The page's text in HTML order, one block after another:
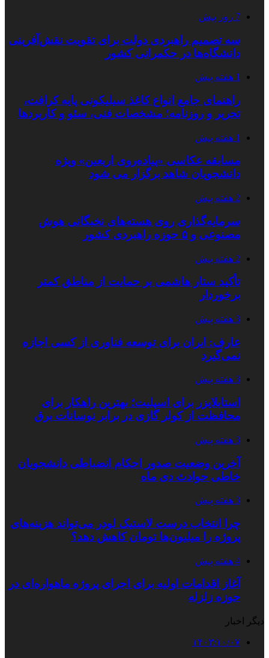
7 روز پیش
سه تصمیم راهبردی دولت برای تقویت نقش‌آفرینی
دانشگاه‌ها در حکمرانی کشور
1 هفته پیش
راهنمای جامع انواع کاغذ سیلیکونی پایه کرافت،
تحریر و روزنامه؛ مشخصات فنی، سئو و کاربردها
1 هفته پیش
مسابقه عکاسی «پیاده‌روی اربعین» ویژه
دانشجویان شاهد برگزار می شود
2 هفته پیش
سرمایه‌گذاری روی هسته‌های نخبگانی هوش
مصنوعی و ۵ حوزه راهبردی کشور
2 هفته پیش
تأکید ستار هاشمی بر حمایت از مناطق کمتر
برخوردار
3 هفته پیش
عارف: ایران برای توسعه فناوری از کسی اجازه
نمی‌گیرد
3 هفته پیش
استابلایزر برای اسپلیت؛ بهترین راهکار برای
محافظت از کولر گازی در برابر نوسانات برق
3 هفته پیش
آخرین وضعیت صدور احکام انضباطی دانشجویان
خاطی حوادث دی ماه
3 هفته پیش
چرا انتخاب درست لاستیک لودر می‌تواند هزینه‌های
پروژه را میلیون‌ها تومان کاهش دهد؟
4 هفته پیش
آغاز اقدامات اولیه برای اجرای پروژه ماهواره‌ای در
حوزه زلزله
دیگر اخبار
۱۴۰۳/۱۰/۰۷